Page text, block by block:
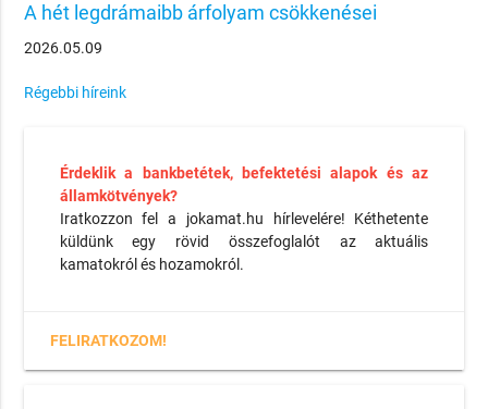
A hét legdrámaibb árfolyam csökkenései
2026.05.09
Régebbi híreink
Érdeklik a bankbetétek, befektetési alapok és az
államkötvények?
Iratkozzon fel a jokamat.hu hírlevelére! Kéthetente
küldünk egy rövid összefoglalót az aktuális
kamatokról és hozamokról.
FELIRATKOZOM!